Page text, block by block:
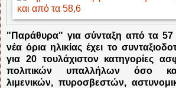
"Παράθυρα" για σύνταξη από τα 57
νέα όρια ηλικίας έχει το
για 20 τουλάχιστον κατηγορίες
πολιτικών υπαλλήλων όσο
λιμενικών, πυροσβεστών,